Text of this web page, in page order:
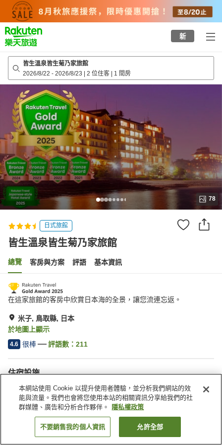
top
page
新
皆生溫泉皆生菊乃家旅館
2026/8/22 - 2026/8/23 | 2 位住客 | 1 間房
78
日式旅館
皆生溫泉皆生菊乃家旅館
總覽 客房與方案 評語 基本資訊
在這家旅館的客房中欣賞日本海的全景，讓您流連忘返。
米子, 鳥取縣, 日本
於地圖上顯示
4.6 很棒 評語數： 211
住宿設施
宅配服務
喚醒服務
特殊（過敏）飲食需求
熨斗（詢問服務人員）
日本 鳥取縣 米子 皆生溫泉皆生菊乃家旅館
找客房
本網站使用 Cookie 以提升使用者體驗，並分析我們網站的效
能與流量。我們也會將您使用本站的相關資訊分享給我們的社
群媒體、廣告和分析合作夥伴。
隱私權政策
不要銷售我的個人資訊 允許全部